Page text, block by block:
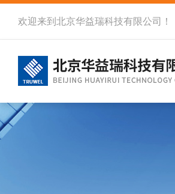
欢迎来到北京华益瑞科技有限公司！